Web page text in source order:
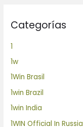
Categorías
1
1w
1Win Brasil
1win Brazil
1win India
1WIN Official In Russia